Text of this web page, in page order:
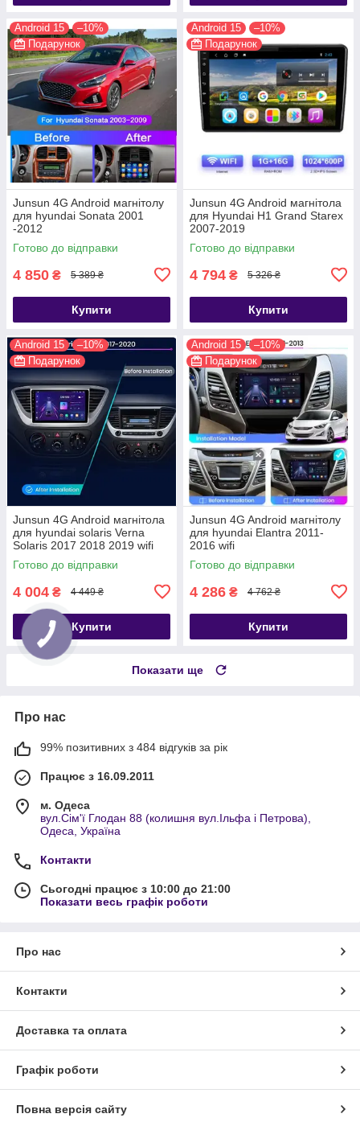
Android 15
–10%
Подарунок
Junsun 4G Android магнітолу
для hyundai Sonata 2001
-2012
Готово до відправки
4 850 ₴ 5 389 ₴
Купити
Android 15
–10%
Подарунок
Junsun 4G Android магнітола
для Hyundai H1 Grand Starex
2007-2019
Готово до відправки
4 794 ₴ 5 326 ₴
Купити
Android 15
–10%
Подарунок
Junsun 4G Android магнітола
для hyundai solaris Verna
Solaris 2017 2018 2019 wifi
Готово до відправки
4 004 ₴ 4 449 ₴
Купити
Android 15
–10%
Подарунок
Junsun 4G Android магнітолу
для hyundai Elantra 2011-
2016 wifi
Готово до відправки
4 286 ₴ 4 762 ₴
Купити
Показати ще
Про нас
99% позитивних з 484 відгуків за рік
Працює з 16.09.2011
м. Одеса
вул.Сім'ї Глодан 88 (колишня вул.Ільфа і Петрова),
Одеса, Україна
Контакти
Сьогодні працює з 10:00 до 21:00
Показати весь графік роботи
Про нас
Контакти
Доставка та оплата
Графік роботи
Повна версія сайту